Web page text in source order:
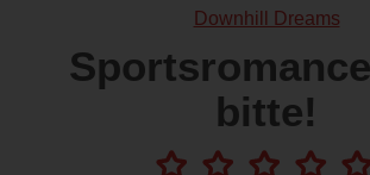
Downhill Dreams
bitte!